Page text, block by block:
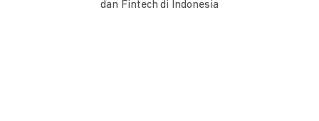
dan Fintech di Indonesia